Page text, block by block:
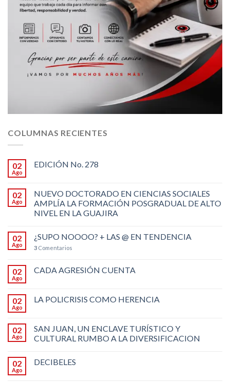
COLUMNAS RECIENTES
02
Ago
EDICIÓN No. 278
02
Ago
NUEVO DOCTORADO EN CIENCIAS SOCIALES
AMPLÍA LA FORMACIÓN POSGRADUAL DE ALTO
NIVEL EN LA GUAJIRA
02
Ago
¿SUPO NOOOO? + LAS @ EN TENDENCIA
3 Comentarios
02
Ago
CADA AGRESIÓN CUENTA
02
Ago
LA POLICRISIS COMO HERENCIA
02
Ago
SAN JUAN, UN ENCLAVE TURÍSTICO Y
CULTURAL RUMBO A LA DIVERSIFICACION
02
Ago
DECIBELES